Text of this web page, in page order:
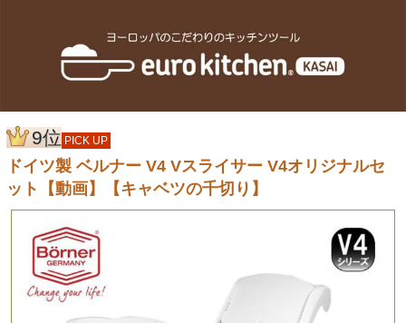
9位 PICK UP
ドイツ製 ベルナー V4 Vスライサー V4オリジナルセ
ット【動画】【キャベツの千切り】